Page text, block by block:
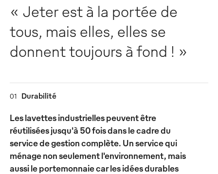
« Jeter est à la portée de
tous, mais elles, elles se
donnent toujours à fond ! »
01 Durabilité
Les lavettes industrielles peuvent être
réutilisées jusqu'à 50 fois dans le cadre du
service de gestion complète. Un service qui
ménage non seulement l'environnement, mais
aussi le portemonnaie car les idées durables